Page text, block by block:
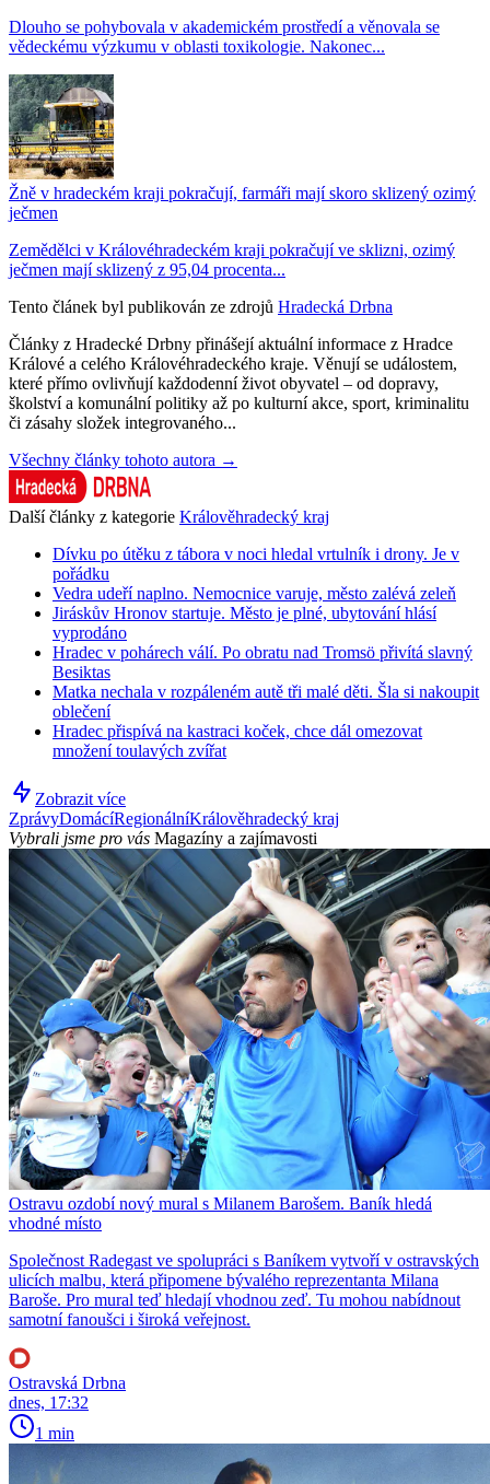
Dlouho se pohybovala v akademickém prostředí a věnovala se
vědeckému výzkumu v oblasti toxikologie. Nakonec...
Žně v hradeckém kraji pokračují, farmáři mají skoro sklizený ozimý
ječmen
Zemědělci v Královéhradeckém kraji pokračují ve sklizni, ozimý
ječmen mají sklizený z 95,04 procenta...
Tento článek byl publikován ze zdrojů Hradecká Drbna
Články z Hradecké Drbny přinášejí aktuální informace z Hradce
Králové a celého Královéhradeckého kraje. Věnují se událostem,
které přímo ovlivňují každodenní život obyvatel – od dopravy,
školství a komunální politiky až po kulturní akce, sport, kriminalitu
či zásahy složek integrovaného...
Všechny články tohoto autora →
Další články z kategorie Králověhradecký kraj
Dívku po útěku z tábora v noci hledal vrtulník i drony. Je v
pořádku
Vedra udeří naplno. Nemocnice varuje, město zalévá zeleň
Jiráskův Hronov startuje. Město je plné, ubytování hlásí
vyprodáno
Hradec v pohárech válí. Po obratu nad Tromsö přivítá slavný
Besiktas
Matka nechala v rozpáleném autě tři malé děti. Šla si nakoupit
oblečení
Hradec přispívá na kastraci koček, chce dál omezovat
množení toulavých zvířat
Zobrazit více
ZprávyDomácíRegionálníKrálověhradecký kraj
Vybrali jsme pro vás Magazíny a zajímavosti
Ostravu ozdobí nový mural s Milanem Barošem. Baník hledá
vhodné místo
Společnost Radegast ve spolupráci s Baníkem vytvoří v ostravských
ulicích malbu, která připomene bývalého reprezentanta Milana
Baroše. Pro mural teď hledají vhodnou zeď. Tu mohou nabídnout
samotní fanoušci i široká veřejnost.
Ostravská Drbna
dnes, 17:32
1 min